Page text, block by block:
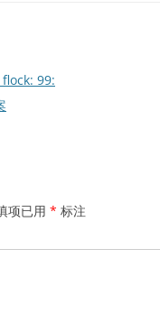
flock: 99:
项已用 * 标注